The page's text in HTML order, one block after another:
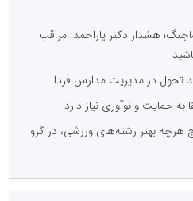
هشدار دکتر یاراحمد: مراقب
تحول در مدیریت مدارس فردا
به حمایت و نوآوری نیاز دارد
بهتر رشته‌های ورزشی، در گرو